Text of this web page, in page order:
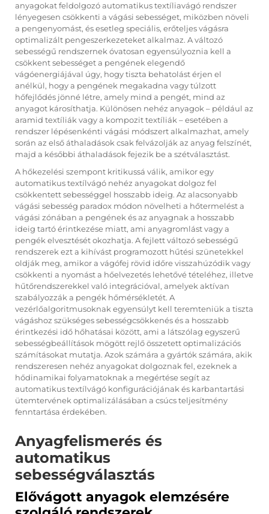
anyagokat feldolgozó automatikus textíliavágó rendszer
lényegesen csökkenti a vágási sebességet, miközben növeli
a pengenyomást, és esetleg speciális, erőteljes vágásra
optimalizált pengeszerkezeteket alkalmaz. A változó
sebességű rendszernek óvatosan egyensúlyoznia kell a
csökkent sebességet a pengének elegendő
vágóenergiájával úgy, hogy tiszta behatolást érjen el
anélkül, hogy a pengének megakadna vagy túlzott
hőfejlődés jönné létre, amely mind a pengét, mind az
anyagot károsíthatja. Különösen nehéz anyagok – például az
aramid textíliák vagy a kompozit textíliák – esetében a
rendszer lépésenkénti vágási módszert alkalmazhat, amely
során az első áthaladások csak felvázolják az anyag felszínét,
majd a későbbi áthaladások fejezik be a szétválasztást.
A hőkezelési szempont kritikussá válik, amikor egy
automatikus textílvágó nehéz anyagokat dolgoz fel
csökkentett sebességgel hosszabb ideig. Az alacsonyabb
vágási sebesség paradox módon növelheti a hőtermelést a
vágási zónában a pengének és az anyagnak a hosszabb
ideig tartó érintkezése miatt, ami anyagromlást vagy a
pengék elvesztését okozhatja. A fejlett változó sebességű
rendszerek ezt a kihívást programozott hűtési szünetekkel
oldják meg, amikor a vágófej rövid időre visszahúzódik vagy
csökkenti a nyomást a hőelvezetés lehetővé tételéhez, illetve
hűtőrendszerekkel való integrációval, amelyek aktívan
szabályozzák a pengék hőmérsékletét. A
vezérlőalgoritmusoknak egyensúlyt kell teremteniük a tiszta
vágáshoz szükséges sebességcsökkenés és a hosszabb
érintkezési idő hőhatásai között, ami a látszólag egyszerű
sebességbeállítások mögött rejlő összetett optimalizációs
számításokat mutatja. Azok számára a gyártók számára, akik
rendszeresen nehéz anyagokat dolgoznak fel, ezeknek a
hődinamikai folyamatoknak a megértése segít az
automatikus textílvágó konfigurációjának és karbantartási
ütemtervének optimalizálásában a csúcs teljesítmény
fenntartása érdekében.
Anyagfelismerés és
automatikus
sebességválasztás
Elővágott anyagok elemzésére